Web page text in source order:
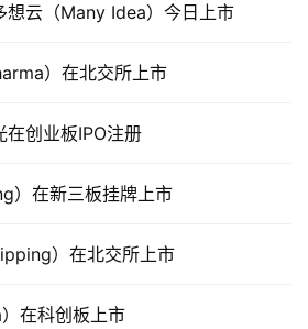
想云（Many Idea）今日上市
）在北交所上市
在创业板IPO注册
）在新三板挂牌上市
）在北交所上市
在科创板上市